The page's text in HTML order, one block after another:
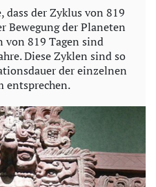
dass der Zyklus von 819
Bewegung der Planeten
von 819 Tagen sind
Diese Zyklen sind so
der einzelnen
entsprechen.